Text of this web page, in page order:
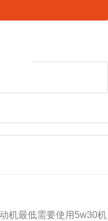
机最低需要使用5w30机